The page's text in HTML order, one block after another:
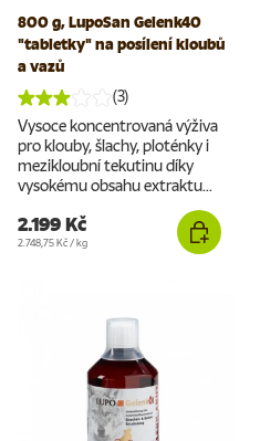
800 g, LupoSan Gelenk40
"tabletky" na posílení kloubů
a vazů
(3)
Vysoce koncentrovaná výživa
pro klouby, šlachy, ploténky i
mezikloubní tekutinu díky
vysokému obsahu extraktu...
2.199 Kč
Cena za jednotku
2.748,75 Kč /kg